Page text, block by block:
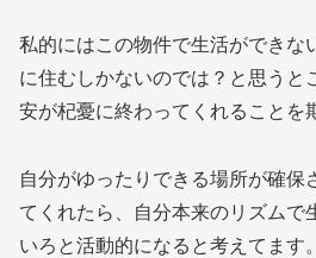
私的にはこの物件で生活ができな
に住むしかないのでは？と思うと
安が杞憂に終わってくれることを
自分がゆったりできる場所が確保
てくれたら、自分本来のリズムで
いろと活動的になると考えてます。